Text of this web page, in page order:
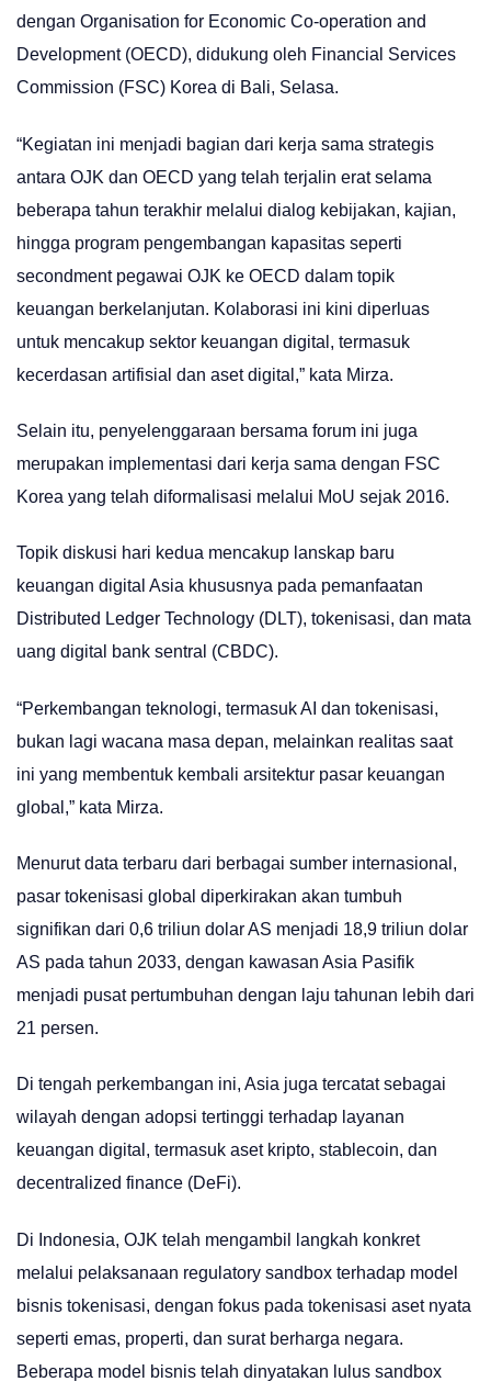
dengan Organisation for Economic Co-operation and
Development (OECD), didukung oleh Financial Services
Commission (FSC) Korea di Bali, Selasa.
“Kegiatan ini menjadi bagian dari kerja sama strategis
antara OJK dan OECD yang telah terjalin erat selama
beberapa tahun terakhir melalui dialog kebijakan, kajian,
hingga program pengembangan kapasitas seperti
secondment pegawai OJK ke OECD dalam topik
keuangan berkelanjutan. Kolaborasi ini kini diperluas
untuk mencakup sektor keuangan digital, termasuk
kecerdasan artifisial dan aset digital,” kata Mirza.
Selain itu, penyelenggaraan bersama forum ini juga
merupakan implementasi dari kerja sama dengan FSC
Korea yang telah diformalisasi melalui MoU sejak 2016.
Topik diskusi hari kedua mencakup lanskap baru
keuangan digital Asia khususnya pada pemanfaatan
Distributed Ledger Technology (DLT), tokenisasi, dan mata
uang digital bank sentral (CBDC).
“Perkembangan teknologi, termasuk AI dan tokenisasi,
bukan lagi wacana masa depan, melainkan realitas saat
ini yang membentuk kembali arsitektur pasar keuangan
global,” kata Mirza.
Menurut data terbaru dari berbagai sumber internasional,
pasar tokenisasi global diperkirakan akan tumbuh
signifikan dari 0,6 triliun dolar AS menjadi 18,9 triliun dolar
AS pada tahun 2033, dengan kawasan Asia Pasifik
menjadi pusat pertumbuhan dengan laju tahunan lebih dari
21 persen.
Di tengah perkembangan ini, Asia juga tercatat sebagai
wilayah dengan adopsi tertinggi terhadap layanan
keuangan digital, termasuk aset kripto, stablecoin, dan
decentralized finance (DeFi).
Di Indonesia, OJK telah mengambil langkah konkret
melalui pelaksanaan regulatory sandbox terhadap model
bisnis tokenisasi, dengan fokus pada tokenisasi aset nyata
seperti emas, properti, dan surat berharga negara.
Beberapa model bisnis telah dinyatakan lulus sandbox